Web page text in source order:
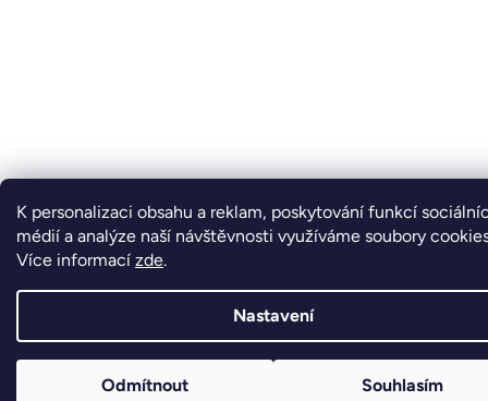
K personalizaci obsahu a reklam, poskytování funkcí
médií a analýze naší návštěvnosti využíváme soubory
Více informací zde.
Nastavení
Odmítnout Souhlasím